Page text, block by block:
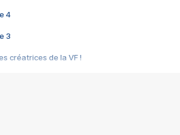
4
3
créatrices de la VF !